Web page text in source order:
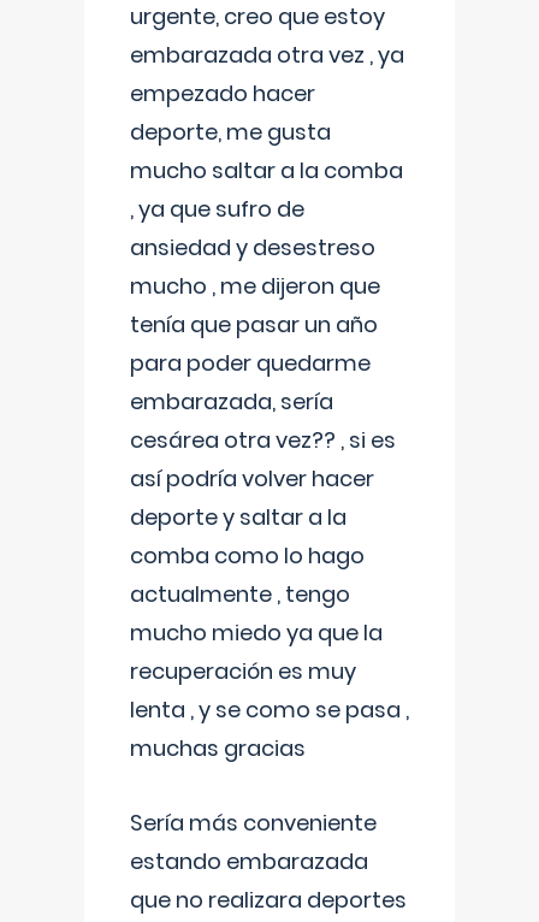
urgente, creo que estoy
embarazada otra vez , ya
empezado hacer
deporte, me gusta
mucho saltar a la comba
, ya que sufro de
ansiedad y desestreso
mucho , me dijeron que
tenía que pasar un año
para poder quedarme
embarazada, sería
cesárea otra vez?? , si es
así podría volver hacer
deporte y saltar a la
comba como lo hago
actualmente , tengo
mucho miedo ya que la
recuperación es muy
lenta , y se como se pasa ,
muchas gracias
Sería más conveniente
estando embarazada
que no realizara deportes